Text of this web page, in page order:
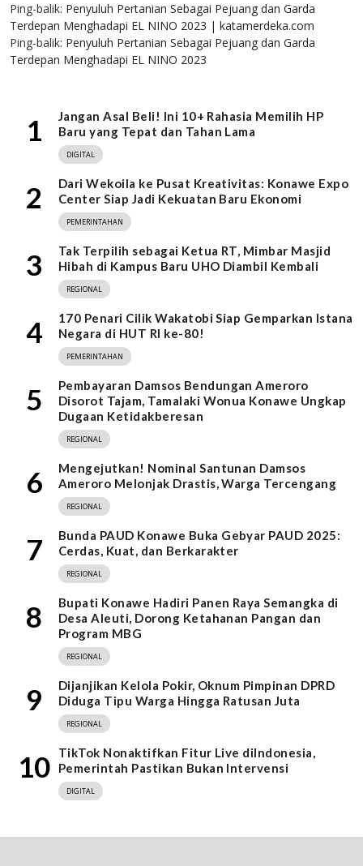
Ping-balik: Penyuluh Pertanian Sebagai Pejuang dan Garda
Terdepan Menghadapi EL NINO 2023 | katamerdeka.com
Ping-balik: Penyuluh Pertanian Sebagai Pejuang dan Garda
Terdepan Menghadapi EL NINO 2023
1
Jangan Asal Beli! Ini 10+ Rahasia Memilih HP
Baru yang Tepat dan Tahan Lama
DIGITAL
2
Dari Wekoila ke Pusat Kreativitas: Konawe Expo
Center Siap Jadi Kekuatan Baru Ekonomi
PEMERINTAHAN
3
Tak Terpilih sebagai Ketua RT, Mimbar Masjid
Hibah di Kampus Baru UHO Diambil Kembali
REGIONAL
4
170 Penari Cilik Wakatobi Siap Gemparkan Istana
Negara di HUT RI ke-80!
PEMERINTAHAN
5
Pembayaran Damsos Bendungan Ameroro
Disorot Tajam, Tamalaki Wonua Konawe Ungkap
Dugaan Ketidakberesan
REGIONAL
6
Mengejutkan! Nominal Santunan Damsos
Ameroro Melonjak Drastis, Warga Tercengang
REGIONAL
7
Bunda PAUD Konawe Buka Gebyar PAUD 2025:
Cerdas, Kuat, dan Berkarakter
REGIONAL
8
Bupati Konawe Hadiri Panen Raya Semangka di
Desa Aleuti, Dorong Ketahanan Pangan dan
Program MBG
REGIONAL
9
Dijanjikan Kelola Pokir, Oknum Pimpinan DPRD
Diduga Tipu Warga Hingga Ratusan Juta
REGIONAL
10
TikTok Nonaktifkan Fitur Live diIndonesia,
Pemerintah Pastikan Bukan Intervensi
DIGITAL